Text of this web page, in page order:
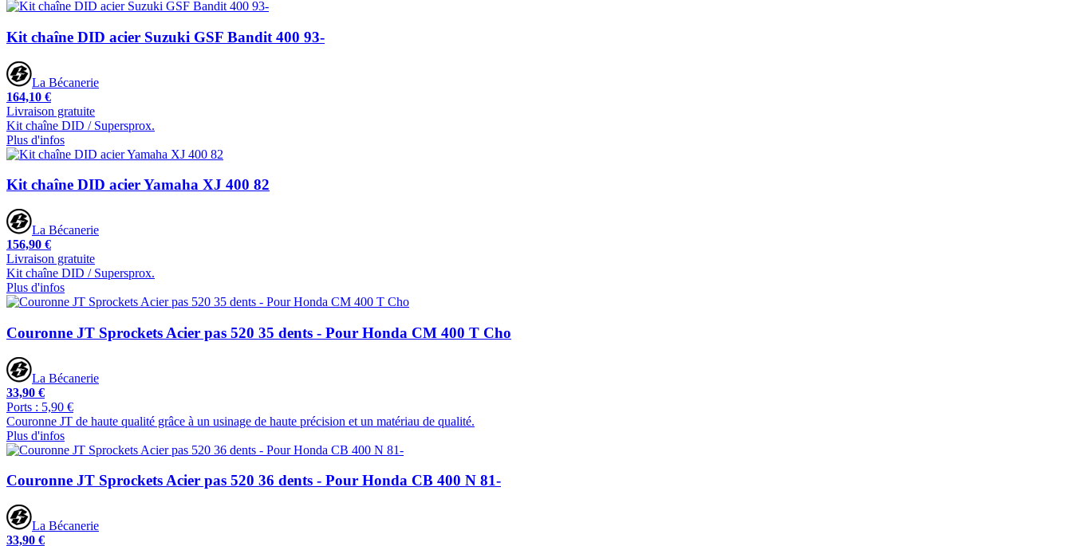
Kit chaîne DID acier Suzuki GSF Bandit 400 93-
La Bécanerie
164,10 €
Livraison gratuite
Kit chaîne DID / Supersprox.
Plus d'infos
Kit chaîne DID acier Yamaha XJ 400 82
La Bécanerie
156,90 €
Livraison gratuite
Kit chaîne DID / Supersprox.
Plus d'infos
Couronne JT Sprockets Acier pas 520 35 dents - Pour Honda CM 400 T Cho
La Bécanerie
33,90 €
Ports : 5,90 €
Couronne JT de haute qualité grâce à un usinage de haute précision et un matériau de qualité.
Plus d'infos
Couronne JT Sprockets Acier pas 520 36 dents - Pour Honda CB 400 N 81-
La Bécanerie
33,90 €